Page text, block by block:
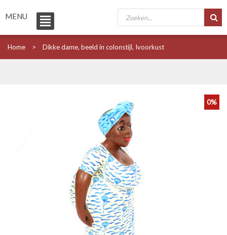
MENU
Home Dikke dame, beeld in colonstijl, Ivoorkust
0%